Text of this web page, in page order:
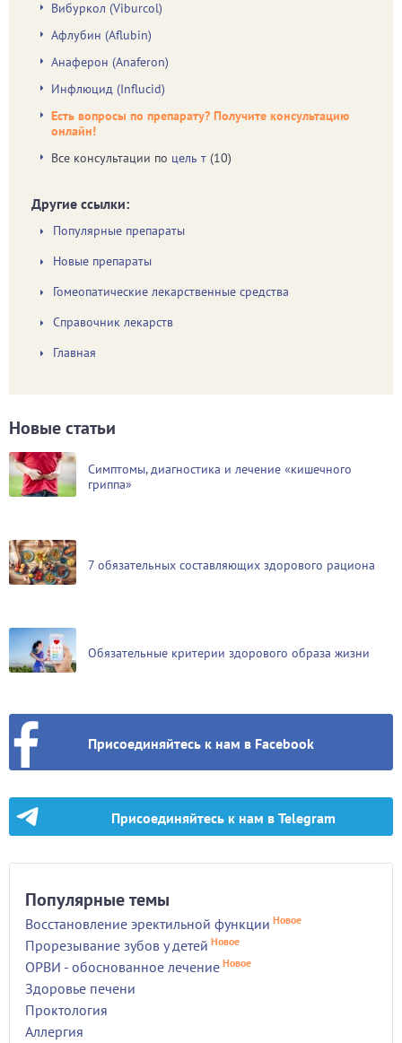
Вибуркол (Viburcol)
Афлубин (Аflubin)
Анаферон (Anaferon)
Инфлюцид (Influcid)
Есть вопросы по препарату? Получите консультацию
онлайн!
Все консультации по цель т (10)
Другие ссылки:
Популярные препараты
Новые препараты
Гомеопатические лекарственные средства
Справочник лекарств
Главная
Новые статьи
Симптомы, диагностика и лечение «кишечного
гриппа»
7 обязательных составляющих здорового рациона
Обязательные критерии здорового образа жизни
Присоединяйтесь к нам в Facebook
Присоединяйтесь к нам в Telegram
Популярные темы
Восстановление эректильной функции Новое
Прорезывание зубов у детей Новое
ОРВИ - обоснованное лечение Новое
Здоровье печени
Проктология
Аллергия